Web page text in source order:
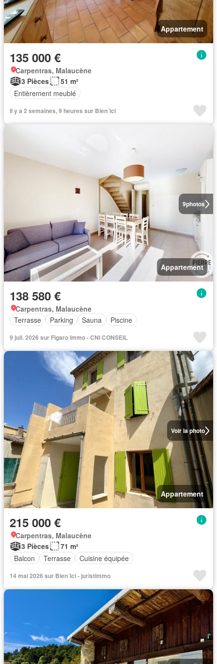
Appartement
135 000 €
Carpentras, Malaucène
3 Pièces
51 m²
Entièrement meublé
Il y a 2 semaines, 9 heures sur Bien´ici
9photos
Appartement
138 580 €
Carpentras, Malaucène
Terrasse
Parking Sauna Piscine
9 juil. 2026 sur Figaro Immo - CNI CONSEIL
Voir la photo
Appartement
215 000 €
Carpentras, Malaucène
3 Pièces
71 m²
Balcon
Terrasse Cuisine équipée
14 mai 2026 sur Bien´ici - juristimmo